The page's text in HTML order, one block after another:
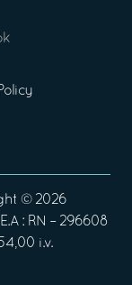
© 2026
: RN – 296608
i.v.